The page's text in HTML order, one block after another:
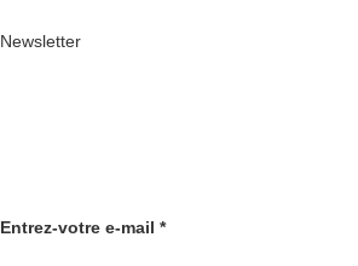
Newsletter
Entrez-votre e-mail *